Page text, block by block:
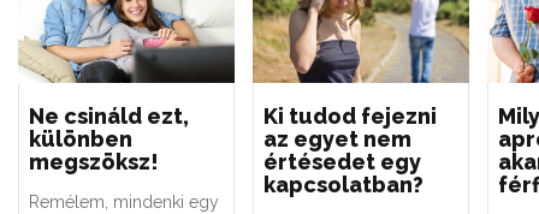
Ne csináld ezt,
különben
megszöksz!
Remélem, mindenki egy
Ki tudod fejezni
az egyet nem
értésedet egy
kapcsolatban?